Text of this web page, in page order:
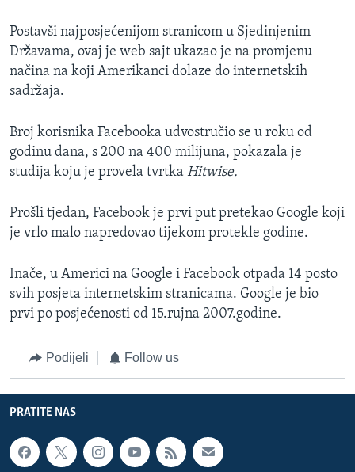
Postavši najposjećenijom stranicom u Sjedinjenim
Državama, ovaj je web sajt ukazao je na promjenu
načina na koji Amerikanci dolaze do internetskih
sadržaja.
Broj korisnika Facebooka udvostručio se u roku od
godinu dana, s 200 na 400 milijuna, pokazala je
studija koju je provela tvrtka Hitwise.
Prošli tjedan, Facebook je prvi put pretekao Google koji
je vrlo malo napredovao tijekom protekle godine.
Inače, u Americi na Google i Facebook otpada 14 posto
svih posjeta internetskim stranicama. Google je bio
prvi po posjećenosti od 15.rujna 2007.godine.
Podijeli Follow us
PRATITE NAS